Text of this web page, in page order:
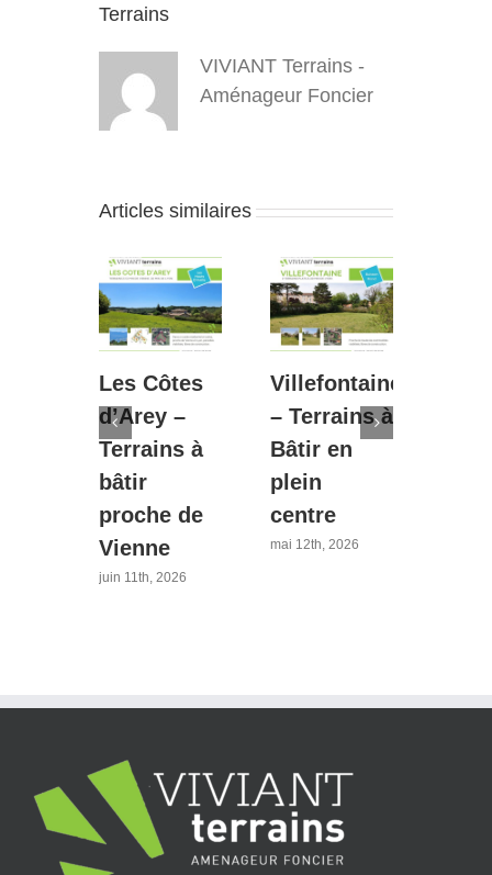
Terrains
VIVIANT Terrains -
Aménageur Foncier
Articles similaires
Les Côtes
d’Arey –
Terrains à
bâtir
proche de
Vienne
juin 11th, 2026
Villefontaine
– Terrains à
Bâtir en
plein
centre
mai 12th, 2026